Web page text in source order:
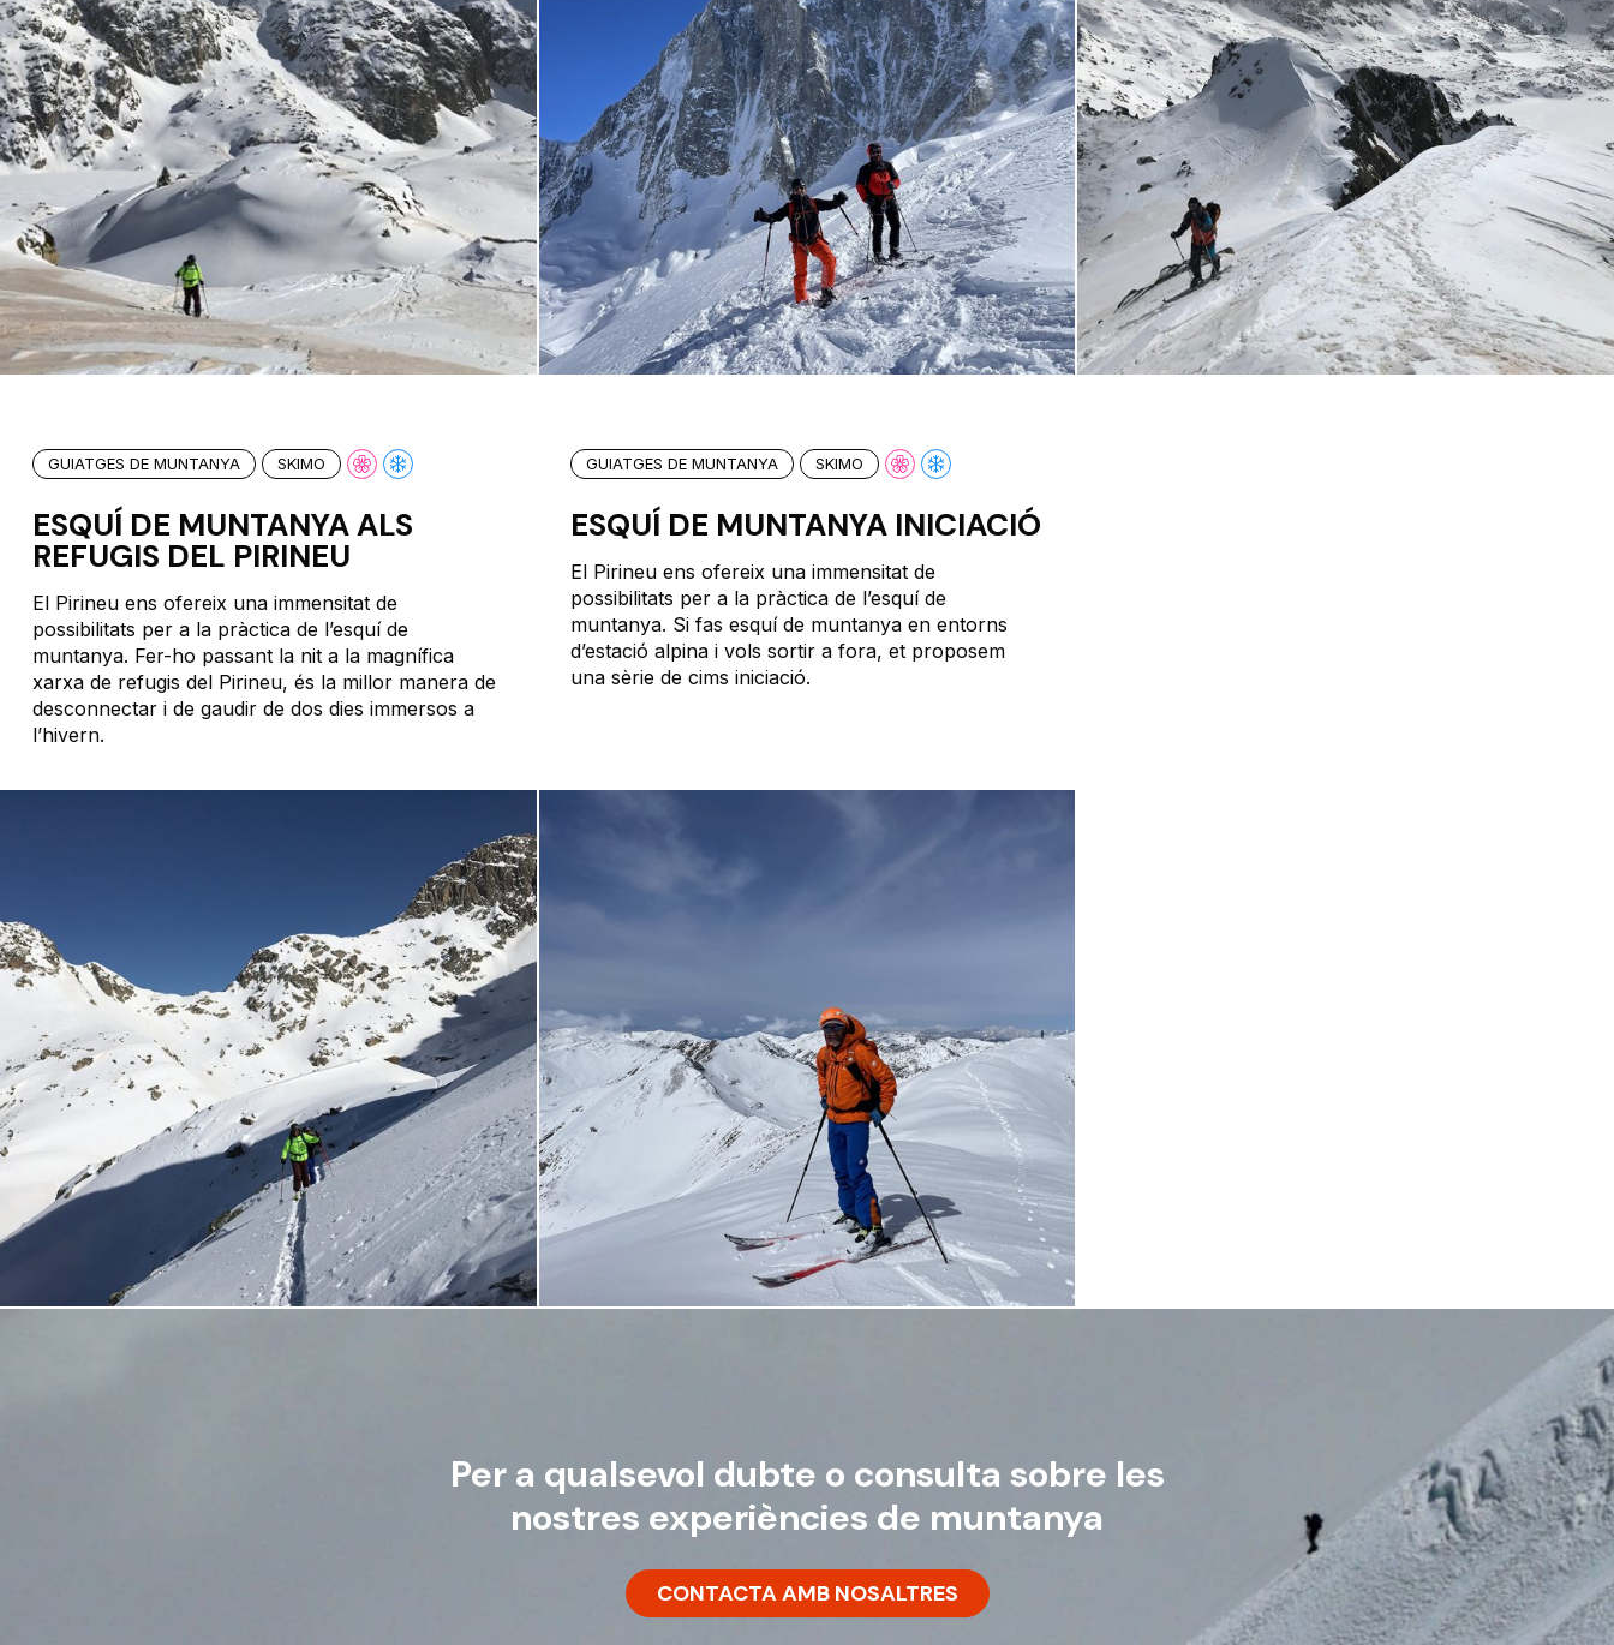
GUIATGES DE MUNTANYA SKIMO
ESQUÍ DE MUNTANYA ALS
REFUGIS DEL PIRINEU
El Pirineu ens ofereix una immensitat de
possibilitats per a la pràctica de l’esquí de
muntanya. Fer-ho passant la nit a la magnífica
xarxa de refugis del Pirineu, és la millor manera de
desconnectar i de gaudir de dos dies immersos a
l’hivern.
GUIATGES DE MUNTANYA SKIMO
ESQUÍ DE MUNTANYA INICIACIÓ
El Pirineu ens ofereix una immensitat de
possibilitats per a la pràctica de l’esquí de
muntanya. Si fas esquí de muntanya en entorns
d’estació alpina i vols sortir a fora, et proposem
una sèrie de cims iniciació.
Per a qualsevol dubte o consulta sobre les
nostres experiències de muntanya
CONTACTA AMB NOSALTRES